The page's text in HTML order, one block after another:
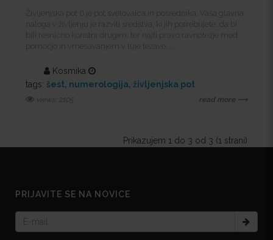
Življenjska pot 6 je pot svetovalca in posrednika. Vaša glavna
naloga v življenju je razviti sredstva, ki jih potrebujete, da bi
bili resnično koristni drugim, ter najti pravo ravnotežje med
pomočjo in vmešavanjem v tuje težave. ...
Kosmika
tags: šest numerologija življenjska pot
views: 2105 read more ⟶
Prikazujem 1 do 3 od 3 (1 strani)
PRIJAVITE SE NA NOVICE